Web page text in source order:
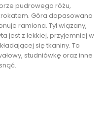
pudrowego różu,
Góra dopasowana
ramiona. Tył wiązany,
jest z lekkiej, przyjemniej w
się tkaniny. To
studniówkę oraz inne